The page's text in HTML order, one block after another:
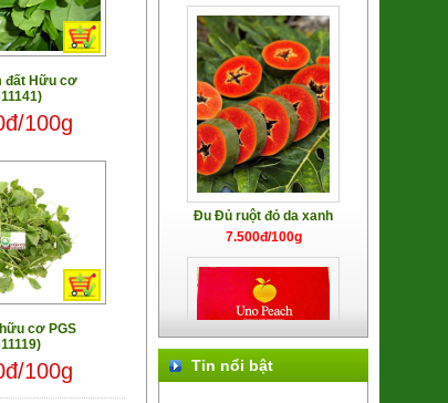
đất Hữu cơ
100g
cơ PGS
100g
Đu Đủ ruột đỏ da xanh
7.500đ/100g
Tin nổi bật